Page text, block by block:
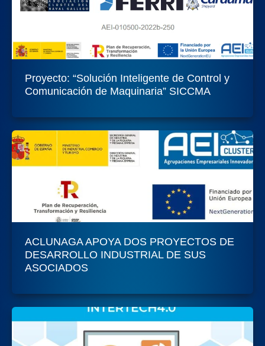
Proyecto: “Solución Inteligente de Control y
Comunicación de Maquinaria” SICCMA
ACLUNAGA APOYA DOS PROYECTOS DE
DESARROLLO INDUSTRIAL DE SUS
ASOCIADOS